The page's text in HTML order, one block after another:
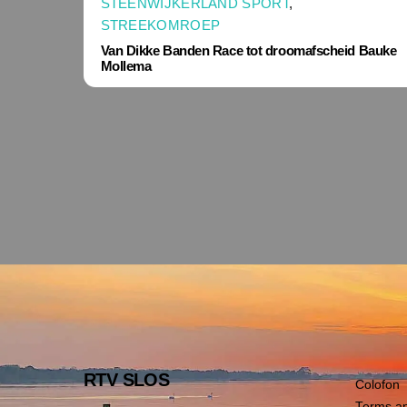
STREEKOMROEP
Van Dikke Banden Race tot droomafscheid Bauke
Mollema
RTV SLOS Colofon